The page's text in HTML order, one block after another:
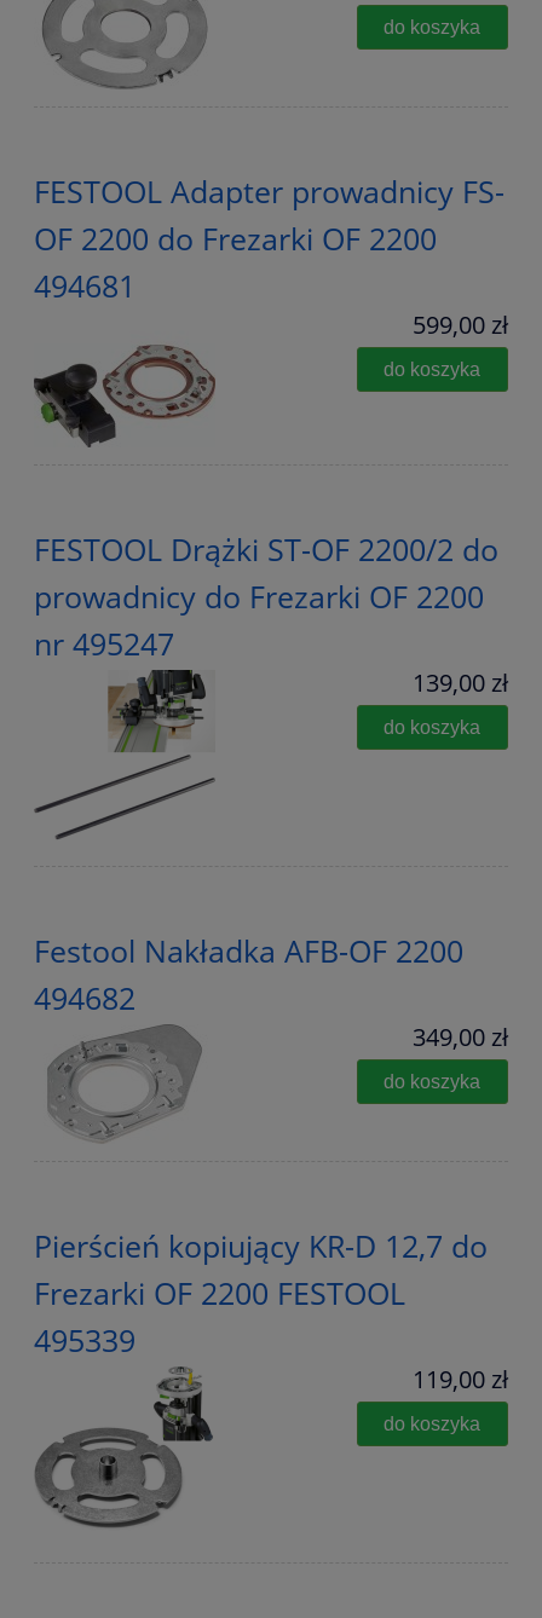
do koszyka
FESTOOL Adapter prowadnicy FS-
OF 2200 do Frezarki OF 2200
494681
599,00 zł
do koszyka
FESTOOL Drążki ST-OF 2200/2 do
prowadnicy do Frezarki OF 2200
nr 495247
139,00 zł
do koszyka
Festool Nakładka AFB-OF 2200
494682
349,00 zł
do koszyka
Pierścień kopiujący KR-D 12,7 do
Frezarki OF 2200 FESTOOL
495339
119,00 zł
do koszyka